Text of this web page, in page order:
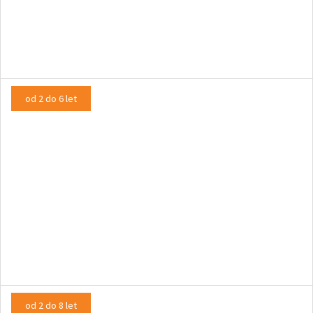
od 2 do 6 let
od 2 do 8 let